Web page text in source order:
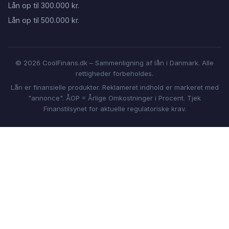
Lån op til 300.000 kr.
Lån op til 500.000 kr.
© 2026 CoolFinans.dk – Sammenligning af lån i Danmark. Alle
rettigheder forbeholdes.
Lån er finansielle produkter. Reklameret indhold er markeret med
"annonce". ÅOP = Årlige Omkostninger i Procent. Tjek
Finanstilsynet for aktuelle regulatoriske krav.